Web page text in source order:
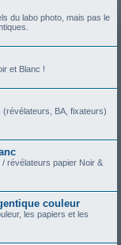
du labo photo, mais pas le
et Blanc !
BA, fixateurs)
révélateurs papier Noir &
couleur
les papiers et les